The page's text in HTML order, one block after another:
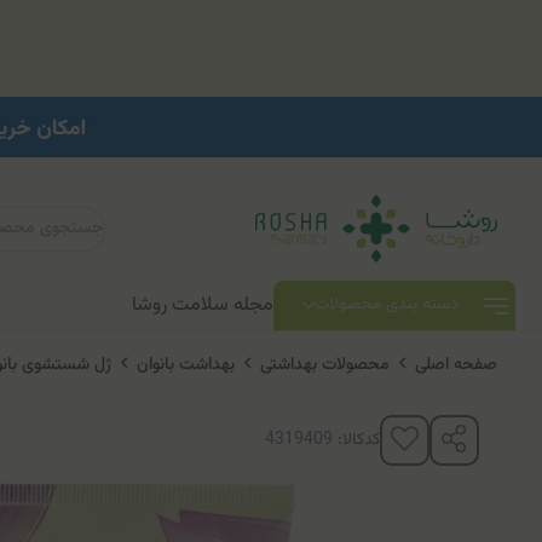
دسته بندی محصولات مجله سلامت روشا
صفحه اصلی محصولات بهداشتی بهداشت بانوان ژل شستشوی
کدکالا: